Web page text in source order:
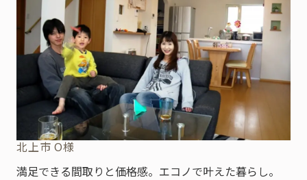
北上市 O様
満足できる間取りと価格感。エコノで叶えた暮らし。